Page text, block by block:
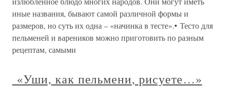
иные названия, бывают самой различной формы и
размеров, но суть их одна – «начинка в тесте».• Тесто для
пельменей и вареников можно приготовить по разным
рецептам, самыми
«Уши, как пельмени, рисуете…»